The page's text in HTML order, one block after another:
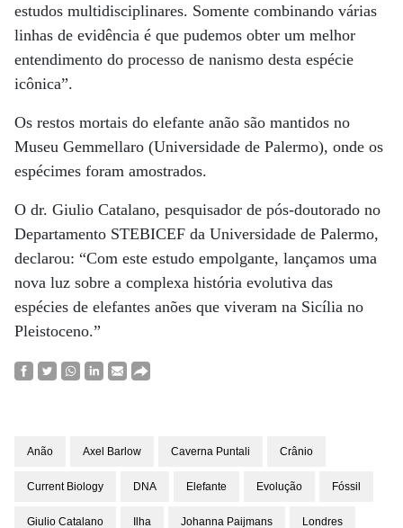
estudos multidisciplinares. Somente combinando várias
linhas de evidência é que pudemos obter um melhor
entendimento do processo de nanismo desta espécie
icônica”.
Os restos mortais do elefante anão são mantidos no
Museu Gemmellaro (Universidade de Palermo), onde os
espécimes foram amostrados.
O dr. Giulio Catalano, pesquisador de pós-doutorado no
Departamento STEBICEF da Universidade de Palermo,
declarou: “Com este estudo empolgante, lançamos uma
nova luz sobre a complexa história evolutiva das
espécies de elefantes anões que viveram na Sicília no
Pleistoceno.”
Anão Axel Barlow Caverna Puntali Crânio
Current Biology DNA Elefante Evolução Fóssil
Giulio Catalano Ilha Johanna Paijmans Londres